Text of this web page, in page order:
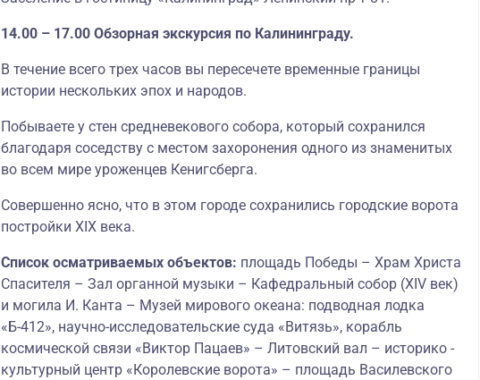
14.00 – 17.00 Обзорная экскурсия по Калининграду.
В течение всего трех часов вы пересечете временные границы
истории нескольких эпох и народов.
Побываете у стен средневекового собора, который сохранился
благодаря соседству с местом захоронения одного из знаменитых
во всем мире уроженцев Кенигсберга.
Совершенно ясно, что в этом городе сохранились городские ворота
постройки XIX века.
Список осматриваемых объектов: площадь Победы – Храм Христа
Спасителя – Зал органной музыки – Кафедральный собор (XIV век)
и могила И. Канта – Музей мирового океана: подводная лодка
«Б-412», научно-исследовательские суда «Витязь», корабль
космической связи «Виктор Пацаев» – Литовский вал – историко -
культурный центр «Королевские ворота» – площадь Василевского